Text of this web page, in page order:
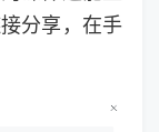
分享，在手